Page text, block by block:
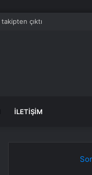
İLETIŞIM